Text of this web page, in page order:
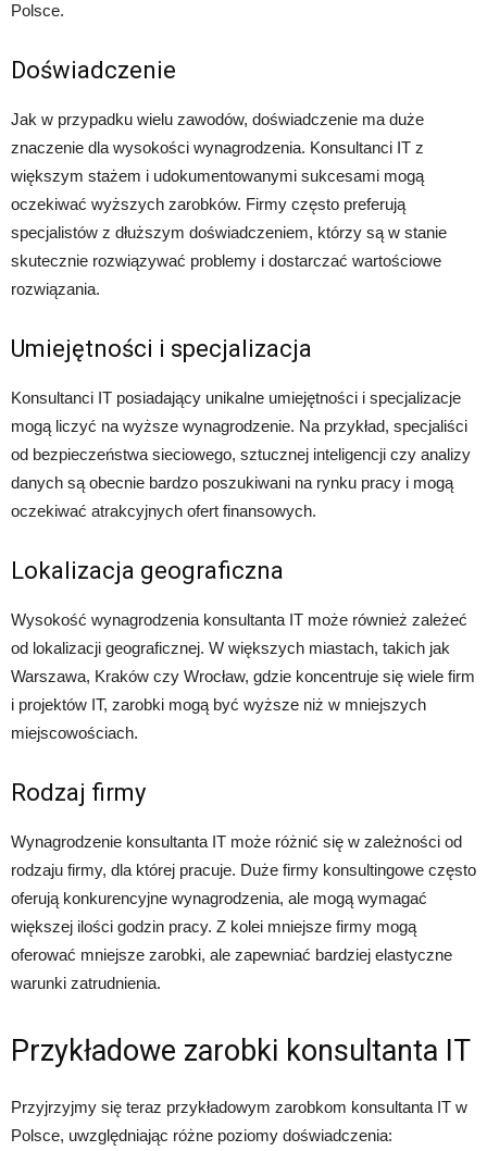
Polsce.
Doświadczenie
Jak w przypadku wielu zawodów, doświadczenie ma duże
znaczenie dla wysokości wynagrodzenia. Konsultanci IT z
większym stażem i udokumentowanymi sukcesami mogą
oczekiwać wyższych zarobków. Firmy często preferują
specjalistów z dłuższym doświadczeniem, którzy są w stanie
skutecznie rozwiązywać problemy i dostarczać wartościowe
rozwiązania.
Umiejętności i specjalizacja
Konsultanci IT posiadający unikalne umiejętności i specjalizacje
mogą liczyć na wyższe wynagrodzenie. Na przykład, specjaliści
od bezpieczeństwa sieciowego, sztucznej inteligencji czy analizy
danych są obecnie bardzo poszukiwani na rynku pracy i mogą
oczekiwać atrakcyjnych ofert finansowych.
Lokalizacja geograficzna
Wysokość wynagrodzenia konsultanta IT może również zależeć
od lokalizacji geograficznej. W większych miastach, takich jak
Warszawa, Kraków czy Wrocław, gdzie koncentruje się wiele firm
i projektów IT, zarobki mogą być wyższe niż w mniejszych
miejscowościach.
Rodzaj firmy
Wynagrodzenie konsultanta IT może różnić się w zależności od
rodzaju firmy, dla której pracuje. Duże firmy konsultingowe często
oferują konkurencyjne wynagrodzenia, ale mogą wymagać
większej ilości godzin pracy. Z kolei mniejsze firmy mogą
oferować mniejsze zarobki, ale zapewniać bardziej elastyczne
warunki zatrudnienia.
Przykładowe zarobki konsultanta IT
Przyjrzyjmy się teraz przykładowym zarobkom konsultanta IT w
Polsce, uwzględniając różne poziomy doświadczenia: